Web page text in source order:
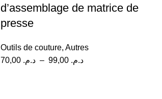
d’assemblage de matrice de
presse
Outils de couture, Autres
د.م. – د.م.